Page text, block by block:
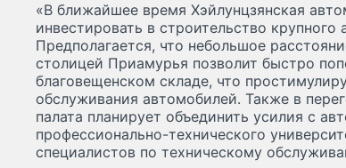
«В ближайшее время Хэйлунцзянская
инвестировать в строительство
Предполагается, что небольшое
столицей Приамурья позволит быстро
благовещенском складе, что
обслуживания автомобилей. Также в
палата планирует объединить усилия с
профессионально-технического
специалистов по техническому